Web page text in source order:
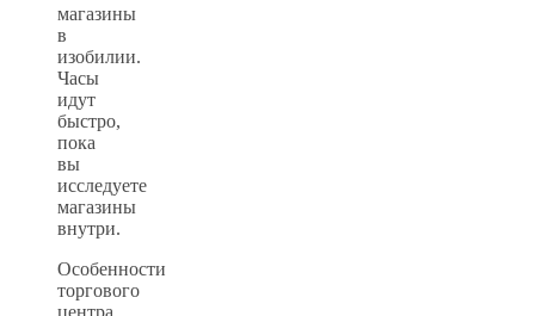
магазины
в
изобилии.
Часы
идут
быстро,
пока
вы
исследуете
магазины
внутри.
Особенности
торгового
центра